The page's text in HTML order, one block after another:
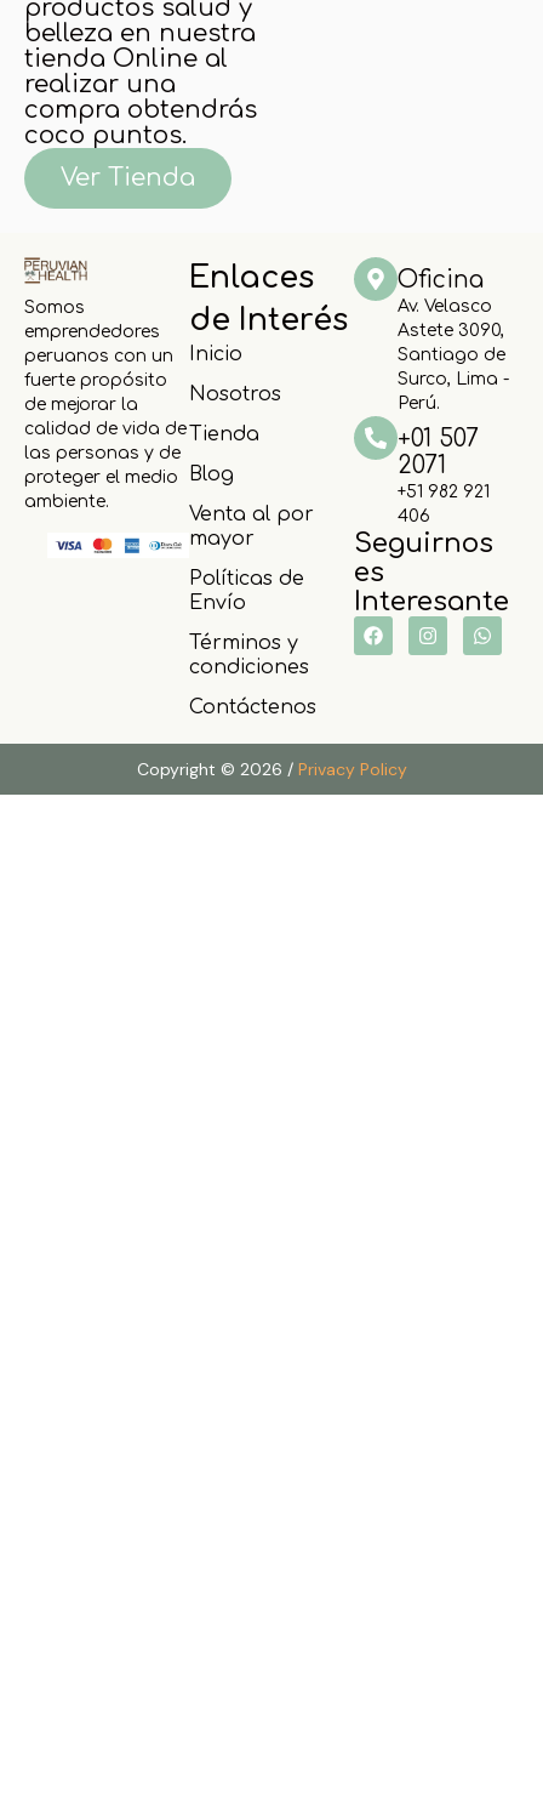
productos salud y
belleza en nuestra
tienda Online al
realizar una
compra obtendrás
coco puntos.
Ver Tienda
Somos
emprendedores
peruanos con un
fuerte propósito
de mejorar la
calidad de vida de
las personas y de
proteger el medio
ambiente.
Enlaces
de Interés
Inicio
Nosotros
Tienda
Blog
Venta al por
mayor
Políticas de
Envío
Términos y
condiciones
Contáctenos
Oficina
Av. Velasco
Astete 3090,
Santiago de
Surco, Lima -
Perú.
+01 507
2071
+51 982 921
406
Seguirnos
es
Interesante
Copyright © 2026 /Privacy Policy